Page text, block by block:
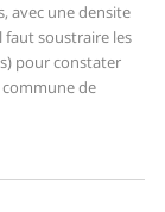
avec une densite
faut soustraire les
pour constater
de